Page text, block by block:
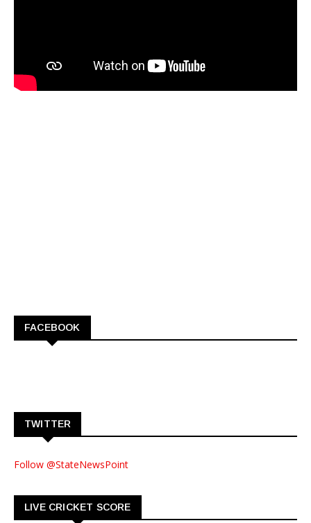
FACEBOOK
TWITTER
Follow @StateNewsPoint
LIVE CRICKET SCORE